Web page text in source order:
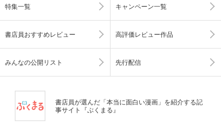
特集一覧 キャンペーン一覧
書店員おすすめレビュー 高評価レビュー作品
みんなの公開リスト 先行配信
書店員が選んだ「本当に面白い漫画」を紹介する記
事サイト『ぶくまる』